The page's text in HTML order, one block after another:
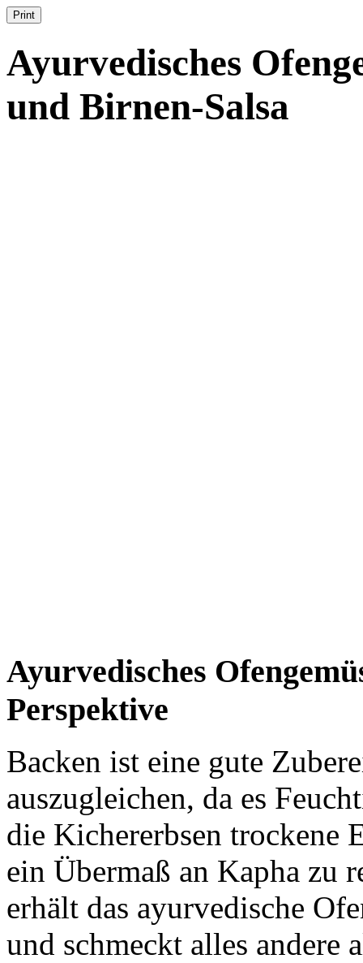
Print
Ayurvedisches
und Birnen-Salsa
Ayurvedisches
Perspektive
Backen ist eine gute
auszugleichen, da es
die Kichererbsen trockene
ein Übermaß an Kapha zu
erhält das ayurvedische
und schmeckt alles andere